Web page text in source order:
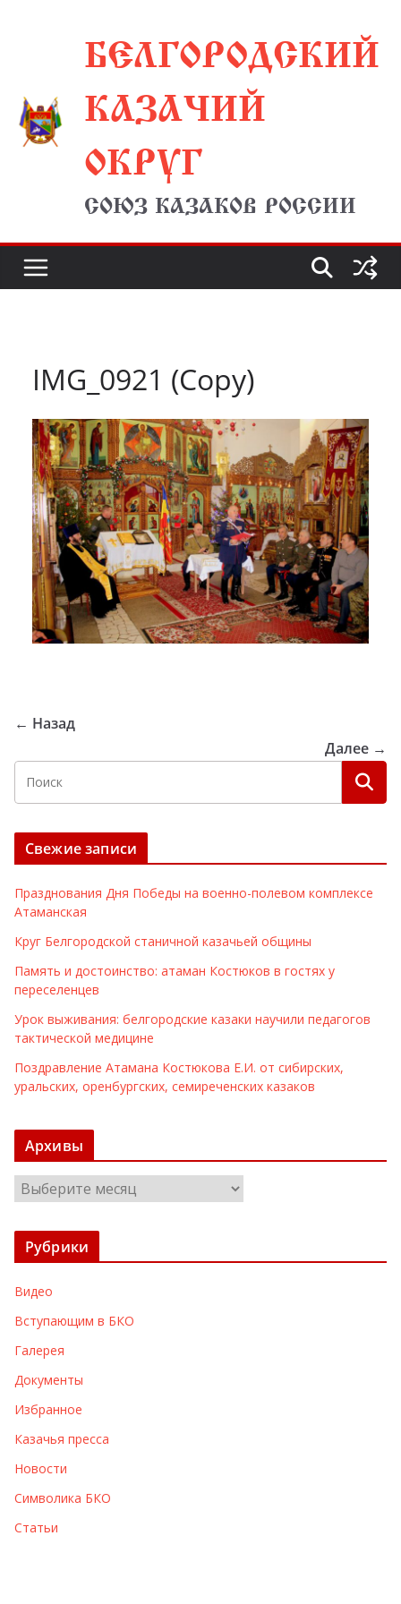
содержимомуБЕЛГОРОДСКИЙ
КАЗАЧИЙ
ОКРУГ
СОЮЗ КАЗАКОВ РОССИИ
IMG_0921 (Copy)
← Назад
Далее →
Свежие записи
Празднования Дня Победы на военно-полевом комплексе
Атаманская
Круг Белгородской станичной казачьей общины
Память и достоинство: атаман Костюков в гостях у
переселенцев
Урок выживания: белгородские казаки научили педагогов
тактической медицине
Поздравление Атамана Костюкова Е.И. от сибирских,
уральских, оренбургских, семиреченских казаков
Архивы
х
ы
Рубрики
Видео
Вступающим в БКО
Галерея
Документы
Избранное
Казачья пресса
Новости
Символика БКО
Статьи